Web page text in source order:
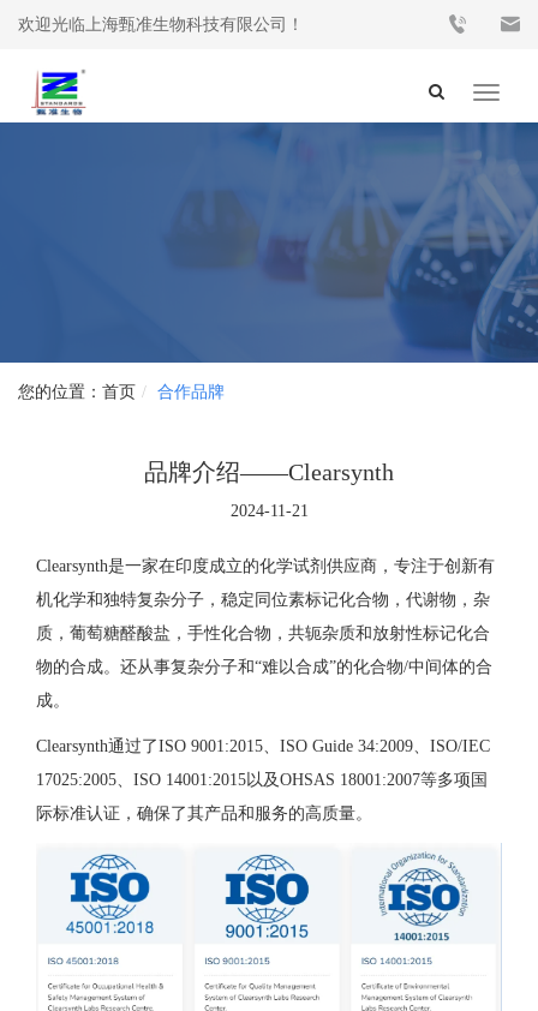
欢迎光临上海甄准生物科技有限公司！
Toggle
首页 合作品牌
品牌介绍——Clearsynth
2024-11-21
Clearsynth是一家在印度成立的化学试剂供应商，专注于创新有
机化学和独特复杂分子，稳定同位素标记化合物，代谢物，杂
质，葡萄糖醛酸盐，手性化合物，共轭杂质和放射性标记化合
物的合成。还从事复杂分子和“难以合成”的化合物/中间体的合
成。
Clearsynth通过了ISO 9001:2015、ISO Guide 34:2009、ISO/IEC
17025:2005、ISO 14001:2015以及OHSAS 18001:2007等多项国
际标准认证，确保了其产品和服务的高质量。